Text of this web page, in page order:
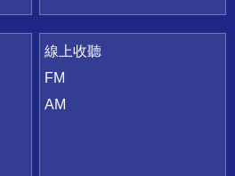
線上收聽
FM
AM